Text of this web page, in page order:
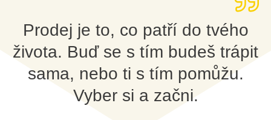
Prodej je to, co patří do tvého
života. Buď se s tím budeš trápit
sama, nebo ti s tím pomůžu.
Vyber si a začni.